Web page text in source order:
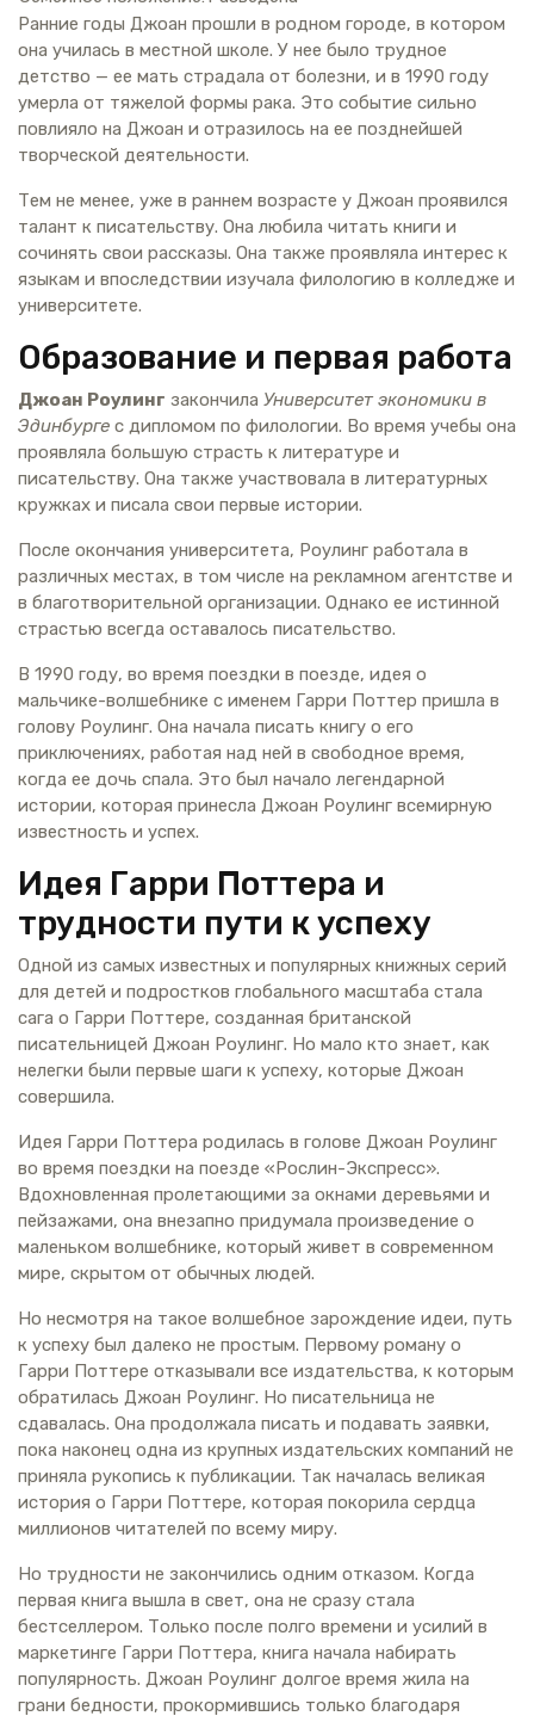
Ранние годы Джоан прошли в родном городе, в котором
она училась в местной школе. У нее было трудное
детство — ее мать страдала от болезни, и в 1990 году
умерла от тяжелой формы рака. Это событие сильно
повлияло на Джоан и отразилось на ее позднейшей
творческой деятельности.
Тем не менее, уже в раннем возрасте у Джоан проявился
талант к писательству. Она любила читать книги и
сочинять свои рассказы. Она также проявляла интерес к
языкам и впоследствии изучала филологию в колледже и
университете.
Образование и первая работа
Джоан Роулинг закончила Университет экономики в
Эдинбурге с дипломом по филологии. Во время учебы она
проявляла большую страсть к литературе и
писательству. Она также участвовала в литературных
кружках и писала свои первые истории.
После окончания университета, Роулинг работала в
различных местах, в том числе на рекламном агентстве и
в благотворительной организации. Однако ее истинной
страстью всегда оставалось писательство.
В 1990 году, во время поездки в поезде, идея о
мальчике-волшебнике с именем Гарри Поттер пришла в
голову Роулинг. Она начала писать книгу о его
приключениях, работая над ней в свободное время,
когда ее дочь спала. Это был начало легендарной
истории, которая принесла Джоан Роулинг всемирную
известность и успех.
Идея Гарри Поттера и
трудности пути к успеху
Одной из самых известных и популярных книжных серий
для детей и подростков глобального масштаба стала
сага о Гарри Поттере, созданная британской
писательницей Джоан Роулинг. Но мало кто знает, как
нелегки были первые шаги к успеху, которые Джоан
совершила.
Идея Гарри Поттера родилась в голове Джоан Роулинг
во время поездки на поезде «Рослин-Экспресс».
Вдохновленная пролетающими за окнами деревьями и
пейзажами, она внезапно придумала произведение о
маленьком волшебнике, который живет в современном
мире, скрытом от обычных людей.
Но несмотря на такое волшебное зарождение идеи, путь
к успеху был далеко не простым. Первому роману о
Гарри Поттере отказывали все издательства, к которым
обратилась Джоан Роулинг. Но писательница не
сдавалась. Она продолжала писать и подавать заявки,
пока наконец одна из крупных издательских компаний не
приняла рукопись к публикации. Так началась великая
история о Гарри Поттере, которая покорила сердца
миллионов читателей по всему миру.
Но трудности не закончились одним отказом. Когда
первая книга вышла в свет, она не сразу стала
бестселлером. Только после полго времени и усилий в
маркетинге Гарри Поттера, книга начала набирать
популярность. Джоан Роулинг долгое время жила на
грани бедности, прокормившись только благодаря